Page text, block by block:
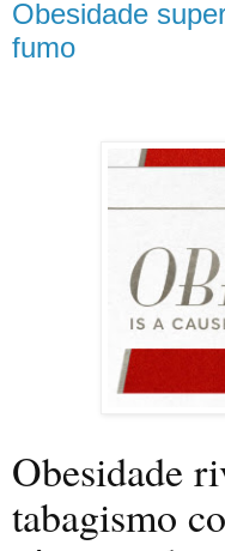
Obesidade
fumo
Obesidade
tabagismo